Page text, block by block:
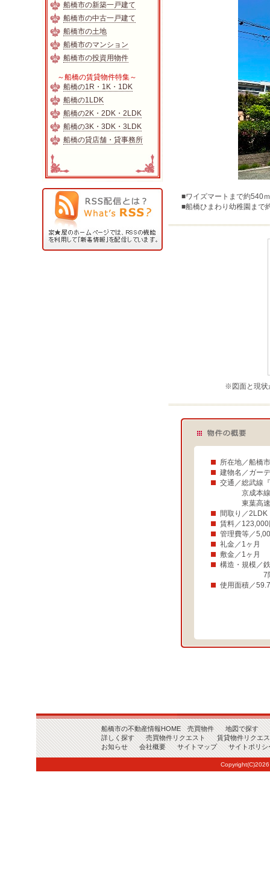
■ワイズマートまで約540
■船橋ひまわり幼稚園まで
※図面と現状
所在地／船橋
建物名／ガー
交通／総武線
京成本線『
東葉高速鉄
間取り／2LDK
賃料／123,000
管理費等／
礼金／1ヶ月
敷金／1ヶ月
構造・規模／
7階建
使用面積／
船橋市の新築一戸建て
船橋市の中古一戸建て
船橋市の土地
船橋市のマンション
船橋市の投資用物件
～船橋の賃貸物件特集～
船橋の1R・1K・1DK
船橋の1LDK
船橋の2K・2DK・2LDK
船橋の3K・3DK・3LDK
船橋の貸店舗・貸事務所
船橋市の不動産情報HOME 売買物件
地図で探す
詳しく探す
売買物件リクエスト
賃貸物件リクエ
お知らせ
会社概要 サイトマップ サイトポリシ